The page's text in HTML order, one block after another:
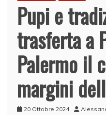
Pupi e
trasferta a
Palermo il
margini
20 Ottobre 2024